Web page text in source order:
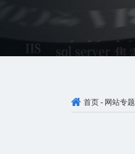
首页 - 网站专题